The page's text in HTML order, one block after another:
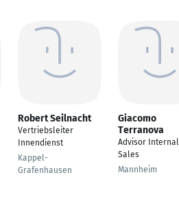
Robert Seilnacht
Vertriebsleiter
Innendienst
Kappel-
Grafenhausen
Giacomo
Terranova
Advisor Internal
Sales
Mannheim